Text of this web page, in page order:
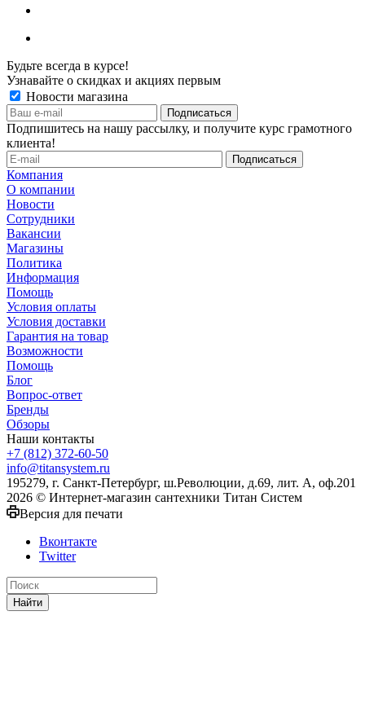
Будьте всегда в курсе!
Узнавайте о скидках и акциях первым
Новости магазина
Подпишитесь на нашу рассылку, и получите курс грамотного
клиента!
Компания
О компании
Новости
Сотрудники
Вакансии
Магазины
Политика
Информация
Помощь
Условия оплаты
Условия доставки
Гарантия на товар
Возможности
Помощь
Блог
Вопрос-ответ
Бренды
Обзоры
Наши контакты
+7 (812) 372-60-50
info@titansystem.ru
195279, г. Санкт-Петербург, ш.Революции, д.69, лит. А, оф.201
2026 © Интернет-магазин сантехники Титан Систем
Версия для печати
Вконтакте
Twitter
Найти